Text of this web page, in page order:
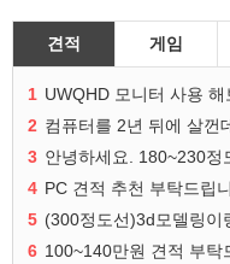
견적 게임
1 UWQHD 모니터 사용
2 컴퓨터를 2년 뒤에 살껀
3 안녕하세요. 180~230정
4 PC 견적 추천 부탁드립
5
6 100~140만원 견적 부탁